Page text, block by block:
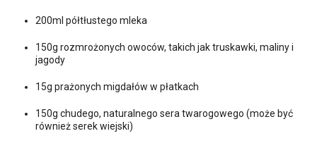
200ml półtłustego mleka
150g rozmrożonych owoców, takich jak truskawki, maliny i
jagody
15g prażonych migdałów w płatkach
150g chudego, naturalnego sera twarogowego (może być
również serek wiejski)